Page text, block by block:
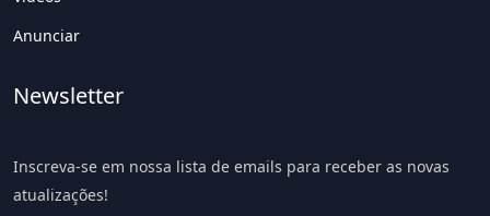
Anunciar
Newsletter
Inscreva-se em nossa lista de emails para receber as novas
atualizações!